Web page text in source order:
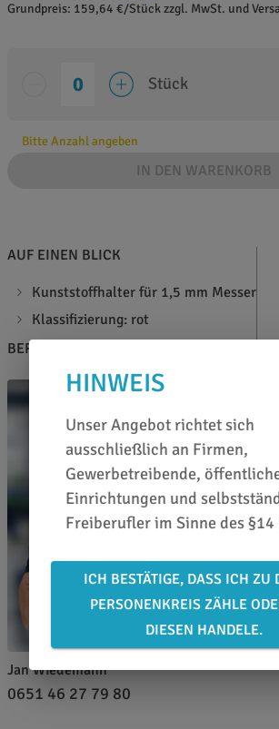
Grundpreis: 159,64 €/Stück zzgl. MwSt. und
Stück
Bitte Anzahl angeben
IN DEN WARENKORB
AUF EINEN BLICK
Kunststoffhalter für 1,5 mm Messer
Klassifizierung: rot
BERATEN LASSEN
Jan Wiedemann
0651 46 27 79 80
HINWEIS
Unser Angebot richtet sich
ausschließlich an Firmen,
Gewerbetreibende,
Einrichtungen und
Freiberufler im Sinne des §14
ICH BESTÄTIGE, DASS ICH ZU
PERSONENKREIS ZÄHLE
DIESEN HANDELE.